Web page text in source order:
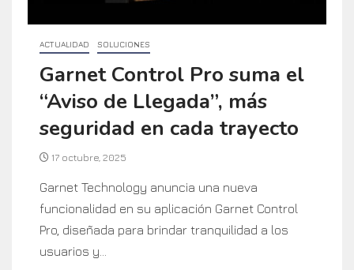
ACTUALIDAD SOLUCIONES
Garnet Control Pro suma el
“Aviso de Llegada”, más
seguridad en cada trayecto
17 octubre, 2025
Garnet Technology anuncia una nueva
funcionalidad en su aplicación Garnet Control
Pro, diseñada para brindar tranquilidad a los
usuarios y...